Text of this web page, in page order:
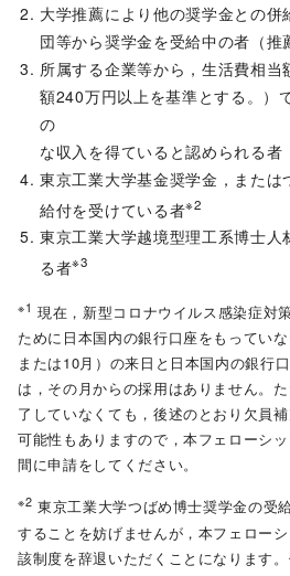
⼤学推薦により他の奨学⾦との
団等から奨学⾦を受給中の者（推
所属する企業等から，生活費相
額240万円以上を基準とする。）
の 安
な収入を得ていると認められる者
東京⼯業⼤学基⾦奨学⾦，また
給付を受けている者※2
東京工業大学越境型理工系博士人
る者※3
※1 現在，新型コロナウイルス感染症対
ために日本国内の銀行口座をもってい
または10月）の来日と日本国内の銀行
は，その月からの採用はありません。
了していなくても，後述のとおり欠員
可能性もありますので，本フェローシ
間に申請をしてください。
※2 東京工業大学つばめ博士奨学金の受
することを妨げませんが，本フェロー
該制度を辞退いただくことになります。